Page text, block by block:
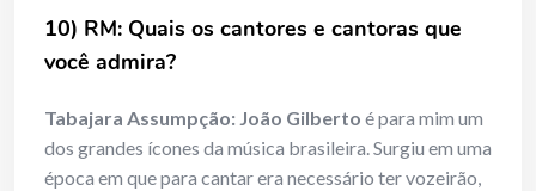
10) RM: Quais os cantores e cantoras que
você admira?
Tabajara Assumpção: João Gilberto é para mim um
dos grandes ícones da música brasileira. Surgiu em uma
época em que para cantar era necessário ter vozeirão,